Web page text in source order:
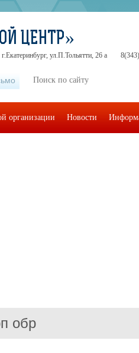
обр
ЦЕНТР»
ул.П.Тольятти, 26 а
организации Новости